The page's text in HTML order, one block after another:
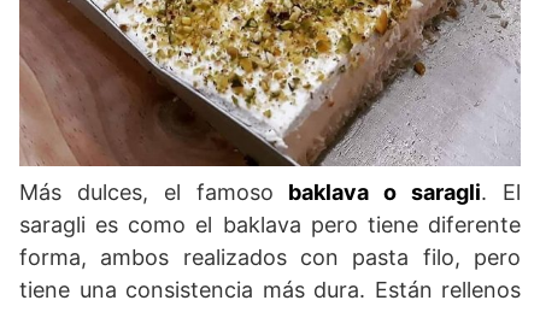
Más dulces, el famoso baklava o saragli. El
saragli es como el baklava pero tiene diferente
forma, ambos realizados con pasta filo, pero
tiene una consistencia más dura. Están rellenos